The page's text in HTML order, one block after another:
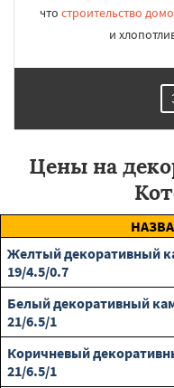
что строительство
и
Цены на
Желтый декоративный
19/4.5/0.7
Белый декоративный
21/6.5/1
Коричневый
21/6.5/1